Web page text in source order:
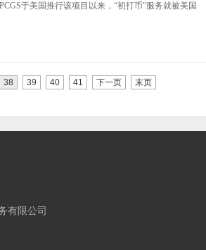
于美国推行该项目以来，“初打币”服务就被美国
38 39 40 41 下一页 末页
有限公司